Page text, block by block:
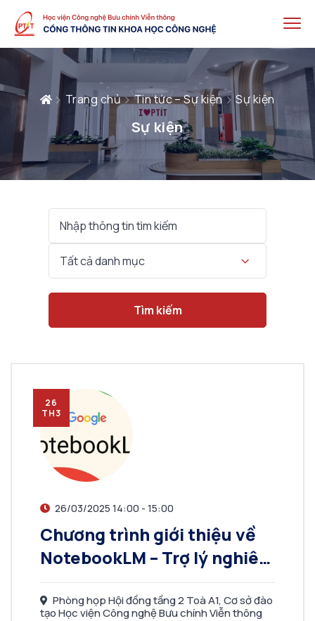
Trang chủ Tin tức – Sự kiện Sự kiện
Sự kiện
Ngày
khởi
đầu
Thể
loạiTất cả danh mục
26
TH3
26/03/2025 14:00 - 15:00
Chương trình giới thiệu về
NotebookLM – Trợ lý nghiên
cứu AI cá nhân hóa
Phòng họp Hội đồng tầng 2 Toà A1, Cơ sở đào
tạo Học viện Công nghệ Bưu chính Viễn thông